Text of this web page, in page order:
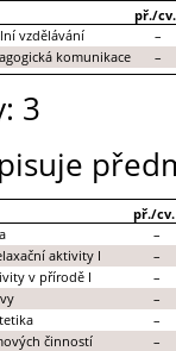
př./cv.
vzdělávání –
komunikace –
3
př./cv.
–
aktivity I –
v přírodě I –
–
–
činností –